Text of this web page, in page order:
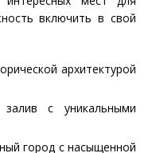
включить в свой
архитектурой
с уникальными
город с насыщенной